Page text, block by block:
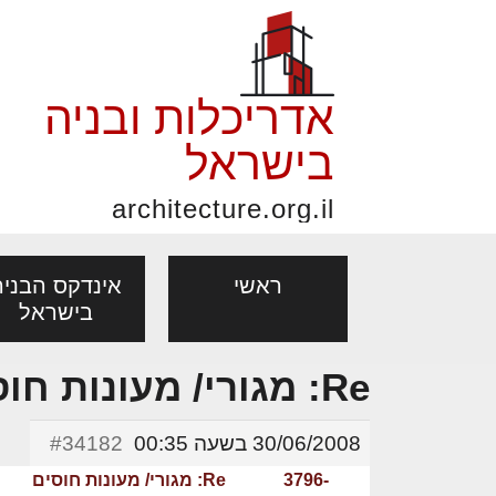
אדריכלות ובניה
בישראל
architecture.org.il
ראשי
אינדקס
בישראל
מקצועות
אדריכלים -
מחקר ועיון
בנייה
ועסקאות
עיצוב
פורום אדריכלות, תכנון
ובניה
יעוץ מקצועי לבונים, למשפצים
Re: מגורי/ מעונות חוסים
30/06/2008 בשעה 00:35 #34182
-3796
Re: מגורי/ מעונות חוסים